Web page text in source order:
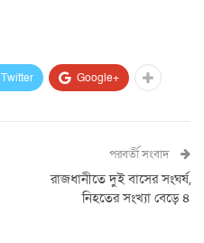
Twitter Google+
পরবর্তী সংবাদ
রাজধানীতে দুই বাসের সংঘর্ষ,
নিহতের সংখ্যা বেড়ে ৪